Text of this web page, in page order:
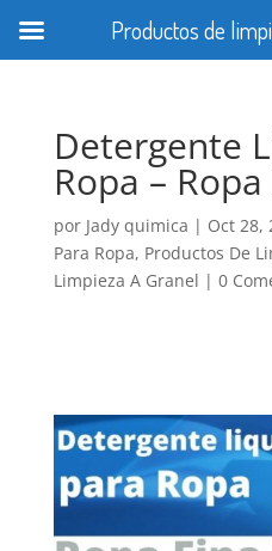
Detergente
Ropa –
por Jady quimica | Oct 28,
Para Ropa, Productos De
Limpieza A Granel | 0
Productos de